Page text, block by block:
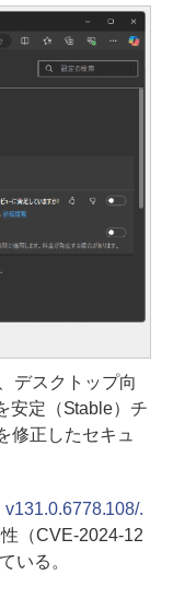
デスクトップ向
安定（Stable）チ
修正したセキュ
v131.0.6778.108/.
（CVE-2024-12
いる。